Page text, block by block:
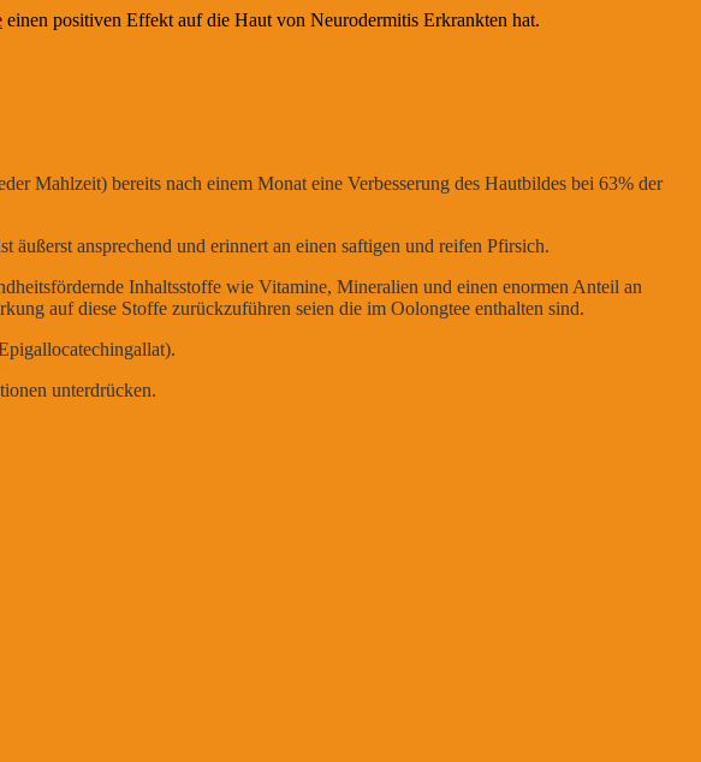
einen positiven Effekt auf die Haut von Neurodermitis Erkrankten hat.
Mahlzeit) bereits nach einem Monat eine Verbesserung des Hautbildes bei 63% der
äußerst ansprechend und erinnert an einen saftigen und reifen Pfirsich.
Inhaltsstoffe wie Vitamine, Mineralien und einen enormen Anteil an
auf diese Stoffe zurückzuführen seien die im Oolongtee enthalten sind.
unterdrücken.